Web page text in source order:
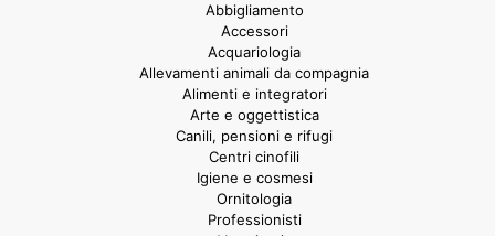
Abbigliamento
Accessori
Acquariologia
Allevamenti animali da compagnia
Alimenti e integratori
Arte e oggettistica
Canili, pensioni e rifugi
Centri cinofili
Igiene e cosmesi
Ornitologia
Professionisti